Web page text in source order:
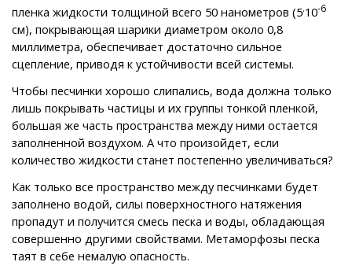
пленка жидкости толщиной всего 50 нанометров (5.10-6
см), покрывающая шарики диаметром около 0,8
миллиметра, обеспечивает достаточно сильное
сцепление, приводя к устойчивости всей системы.
Чтобы песчинки хорошо слипались, вода должна только
лишь покрывать частицы и их группы тонкой пленкой,
большая же часть пространства между ними остается
заполненной воздухом. А что произойдет, если
количество жидкости станет постепенно увеличиваться?
Как только все пространство между песчинками будет
заполнено водой, силы поверхностного натяжения
пропадут и получится смесь песка и воды, обладающая
совершенно другими свойствами. Метаморфозы песка
таят в себе немалую опасность.